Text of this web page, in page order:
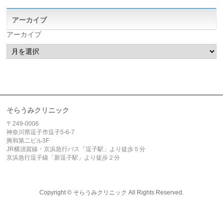
アーカイブ
アーカイブ
そらうみクリニック
〒249-0006
神奈川県逗子市逗子5-6-7
興和第二ビル3F
JR横須賀線・京浜急行バス「逗子駅」より徒歩５分
京浜急行逗子線「新逗子駅」より徒歩２分
Copyright © そらうみクリニック All Rights Reserved.